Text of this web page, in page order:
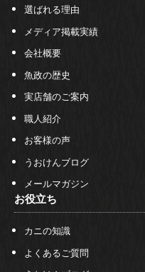
選ばれる理由
メディア掲載実績
会社概要
魚政の歴史
実店舗のご案内
職人紹介
お客様の声
うおけんブログ
メールマガジン
お役立ち
カニの知識
よくあるご質問